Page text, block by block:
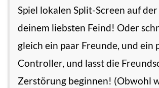
Spiel lokalen Split-Screen auf
deinem liebsten Feind! Oder
gleich ein paar Freunde, und ein
Controller, und lasst die
Zerstörung beginnen! (Obwohl